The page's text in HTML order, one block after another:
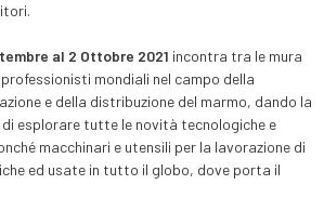
al 2 Ottobre 2021 incontra tra le mura
mondiali nel campo della
e della distribuzione del marmo, dando la
esplorare tutte le novità tecnologiche e
macchinari e utensili per la lavorazione di
ed usate in tutto il globo, dove porta il